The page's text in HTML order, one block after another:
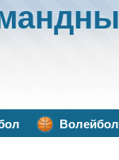
Волейбол